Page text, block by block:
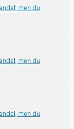
men du
men du
men du